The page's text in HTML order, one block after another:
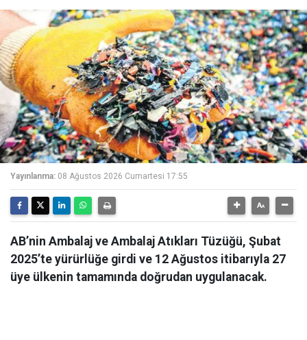
Yayınlanma: 08 Ağustos 2026 Cumartesi 17:55
AB’nin Ambalaj ve Ambalaj Atıkları Tüzüğü, Şubat
2025’te yürürlüğe girdi ve 12 Ağustos itibarıyla 27
üye ülkenin tamamında doğrudan uygulanacak.